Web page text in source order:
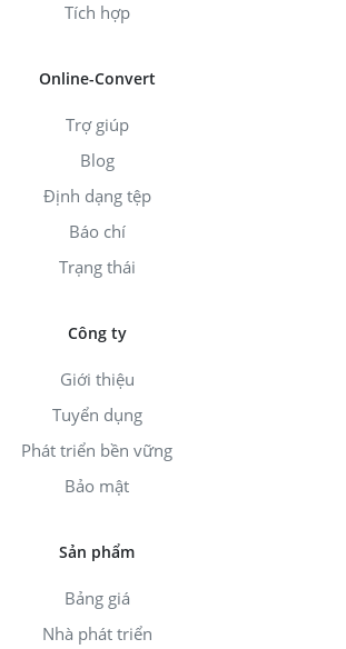
Tích hợp
Online-Convert
Trợ giúp
Blog
Định dạng tệp
Báo chí
Trạng thái
Công ty
Giới thiệu
Tuyển dụng
Phát triển bền vững
Bảo mật
Sản phẩm
Bảng giá
Nhà phát triển